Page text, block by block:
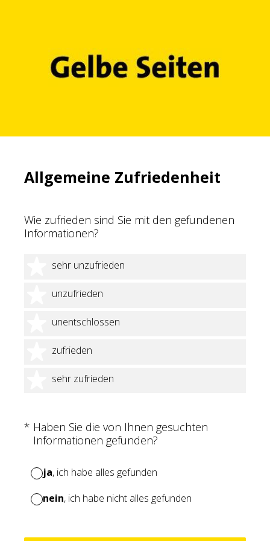
Allgemeine Zufriedenheit
Wie zufrieden sind Sie mit den gefundenen
Informationen?
sehr unzufrieden
1 Stern
unzufrieden
2 Sterne
unentschlossen
3 Sterne
zufrieden
4 Sterne
sehr zufrieden
5 Sterne
* Haben Sie die von Ihnen gesuchten
Informationen gefunden?
(Erforderlich.)
ja, ich habe alles gefunden
nein, ich habe nicht alles gefunden